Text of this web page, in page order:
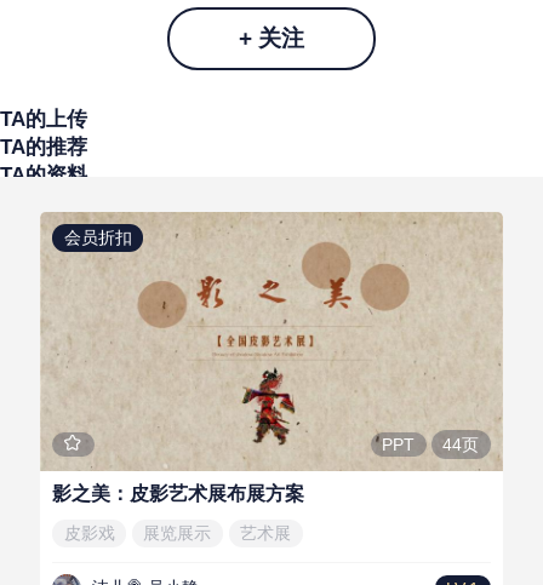
+ 关注
TA的上传
TA的推荐
TA的资料
会员折扣
PPT 44页
影之美：皮影艺术展布展方案
皮影戏 展览展示 艺术展